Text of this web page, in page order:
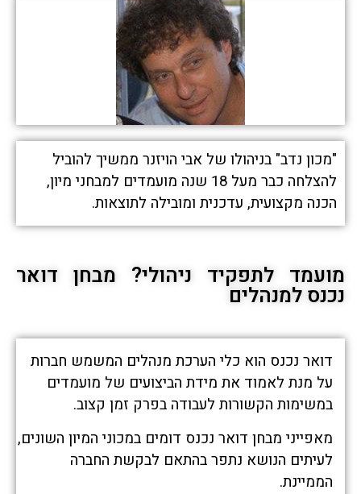
"מכון נדב" בניהולו של אבי הויזנר ממשיך להוביל
להצלחה כבר מעל 18 שנה מועמדים למבחני מיון,
הכנה מקצועית, עדכנית ומובילה לתוצאות.
מועמד לתפקיד ניהולי? מבחן דואר
נכנס למנהלים
דואר נכנס הוא כלי הערכת מנהלים המשמש חברות
על מנת לאמוד את מידת הביצועים של מועמדים
במשימות הקשורות לעבודה בפרק זמן קצוב.
מאפייני מבחן דואר נכנס דומים במכוני המיון השונים,
לעיתים הנושא נתפר בהתאם לבקשת החברה
הממיינת.